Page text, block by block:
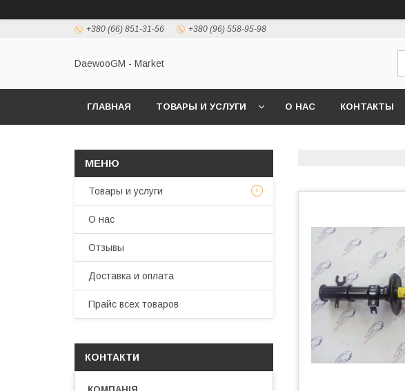
+380 (66) 851-31-56 +380 (96) 558-95-98
DaewooGM - Market
ГЛАВНАЯ ТОВАРЫ И УСЛУГИ О НАС КОНТАКТЫ
Товары и услуги
О нас
Отзывы
Доставка и оплата
Прайс всех товаров
КОНТАКТИ